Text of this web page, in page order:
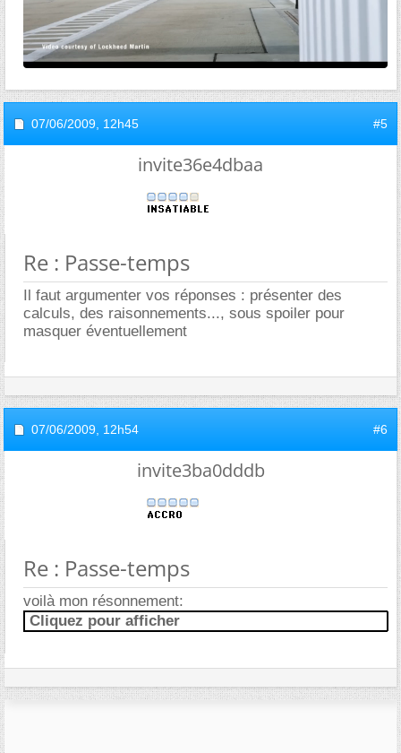
07/06/2009, 12h45 #5
invite36e4dbaa
Re : Passe-temps
Il faut argumenter vos réponses : présenter des
calculs, des raisonnements..., sous spoiler pour
masquer éventuellement
07/06/2009, 12h54 #6
invite3ba0dddb
Re : Passe-temps
voilà mon résonnement:
Cliquez pour afficher